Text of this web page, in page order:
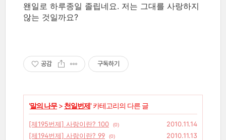
왠일로 하루종일 졸립네요. 저는 그대를 사랑하지
않는 것일까요?
공감 구독하기
'말의 나무> 천일번제' 카테고리의 다른 글
[제195번제] 사랑이란? 100 (0)
2010.11.14
[제194번제] 사랑이란? 99
(0)
2010.11.13